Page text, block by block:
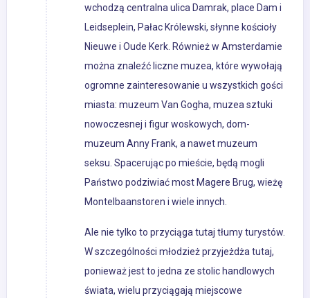
wchodzą centralna ulica Damrak, place Dam i
Leidseplein, Pałac Królewski, słynne kościoły
Nieuwe i Oude Kerk. Również w Amsterdamie
można znaleźć liczne muzea, które wywołają
ogromne zainteresowanie u wszystkich gości
miasta: muzeum Van Gogha, muzea sztuki
nowoczesnej i figur woskowych, dom-
muzeum Anny Frank, a nawet muzeum
seksu. Spacerując po mieście, będą mogli
Państwo podziwiać most Magere Brug, wieżę
Montelbaanstoren i wiele innych.
Ale nie tylko to przyciąga tutaj tłumy turystów.
W szczególności młodzież przyjeżdża tutaj,
ponieważ jest to jedna ze stolic handlowych
świata, wielu przyciągają miejscowe